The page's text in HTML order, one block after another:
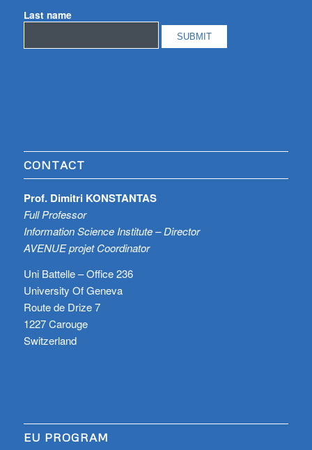
Last name
CONTACT
Prof. Dimitri KONSTANTAS
Full Professor
Information Science Institute – Director
AVENUE projet Coordinator
Uni Battelle – Office 236
University Of Geneva
Route de Drize 7
1227 Carouge
Switzerland
EU PROGRAM